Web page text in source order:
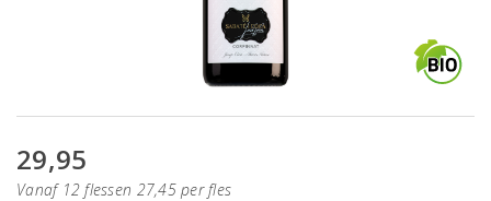
29,95
Vanaf 12 flessen 27,45 per fles